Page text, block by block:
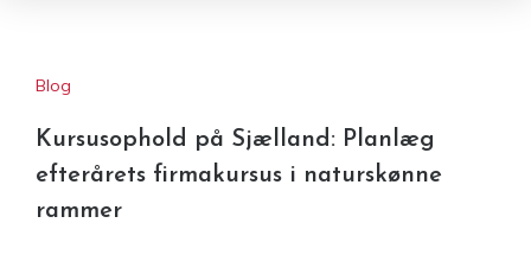
Blog
Kursusophold på Sjælland: Planlæg
efterårets firmakursus i naturskønne
rammer